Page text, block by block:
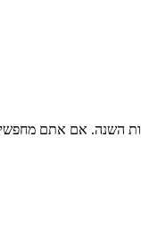
השנה. אם אתם